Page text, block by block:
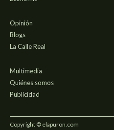
Opinión
Blogs
La Calle Real
Multimedia
Quiénes somos
Publicidad
Copyright © elapuron.com